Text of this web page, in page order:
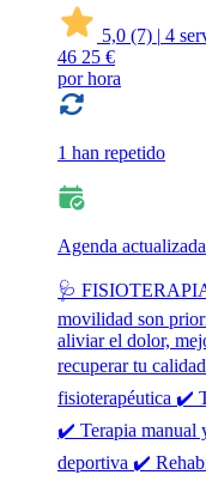
5,0 (7) | 4
46 25 €
por hora
1 han repetido
Agenda actualizada
🩺
movilidad son
aliviar el dolor,
recuperar tu
fisioterapéutica ✔️
✔️ Terapia manual
deportiva ✔️